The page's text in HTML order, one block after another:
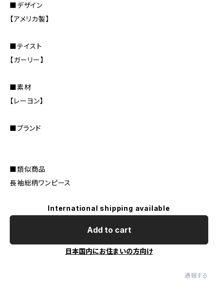
■デザイン
【アメリカ製】
■テイスト
【ガーリー】
■素材
【レーヨン】
■ブランド
■類似商品
長袖総柄ワンピース
International shipping available
Add to cart
日本国内にお住まいの方向け
通報する